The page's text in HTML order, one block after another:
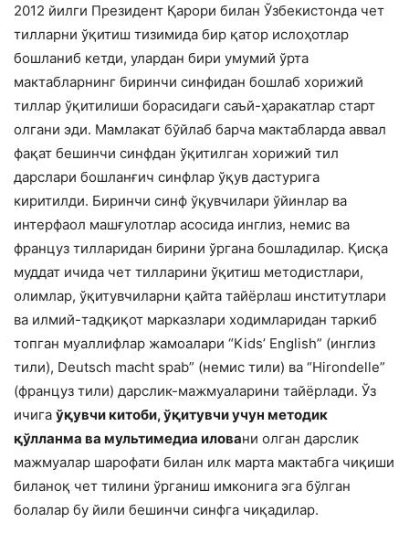
2012 йилги Президент Қарори билан Ўзбекистонда чет
тилларни ўқитиш тизимида бир қатор ислоҳотлар
бошланиб кетди, улардан бири умумий ўрта
мактабларнинг биринчи синфидан бошлаб хорижий
тиллар ўқитилиши борасидаги саъй-ҳаракатлар старт
олгани эди. Мамлакат бўйлаб барча мактабларда аввал
фақат бешинчи синфдан ўқитилган хорижий тил
дарслари бошланғич синфлар ўқув дастурига
киритилди. Биринчи синф ўқувчилари ўйинлар ва
интерфаол машғулотлар асосида инглиз, немис ва
француз тилларидан бирини ўргана бошладилар. Қисқа
муддат ичида чет тилларини ўқитиш методистлари,
олимлар, ўқитувчиларни қайта тайёрлаш институтлари
ва илмий-тадқиқот марказлари ходимларидан таркиб
топган муаллифлар жамоалари “Kids’ English” (инглиз
тили), Deutsch macht spab” (немис тили) ва “Hirondelle”
(француз тили) дарслик-мажмуаларини тайёрлади. Ўз
ичига ўқувчи китоби, ўқитувчи учун методик
қўлланма ва мультимедиа иловани олган дарслик
мажмуалар шарофати билан илк марта мактабга чиқиши
биланоқ чет тилини ўрганиш имконига эга бўлган
болалар бу йили бешинчи синфга чиқадилар.